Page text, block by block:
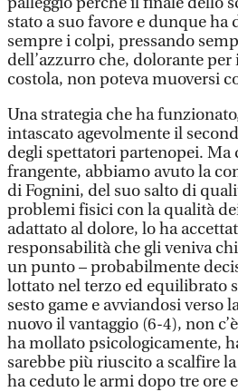
stato a suo favore e dunque ha
sempre i colpi, pressando
dell’azzurro che, dolorante
costola, non poteva muoversi
Una strategia che ha
intascato agevolmente il
degli spettatori partenopei. Ma
frangente, abbiamo avuto la
di Fognini, del suo salto di
problemi fisici con la qualità
adattato al dolore, lo ha
responsabilità che gli veniva
un punto – probabilmente
lottato nel terzo ed equilibrato
sesto game e avviandosi verso
nuovo il vantaggio (6-4), non
ha mollato psicologicamente,
sarebbe più riuscito a scalfire
ha ceduto le armi dopo tre ore